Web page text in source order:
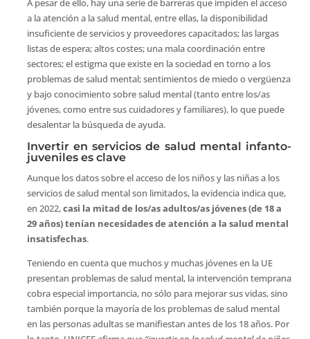
A pesar de ello, hay una serie de barreras que impiden el acceso
a la atención a la salud mental, entre ellas, la disponibilidad
insuficiente de servicios y proveedores capacitados; las largas
listas de espera; altos costes; una mala coordinación entre
sectores; el estigma que existe en la sociedad en torno a los
problemas de salud mental; sentimientos de miedo o vergüenza
y bajo conocimiento sobre salud mental (tanto entre los/as
jóvenes, como entre sus cuidadores y familiares), lo que puede
desalentar la búsqueda de ayuda.
Invertir en servicios de salud mental infanto-
juveniles es clave
Aunque los datos sobre el acceso de los niños y las niñas a los
servicios de salud mental son limitados, la evidencia indica que,
en 2022,casi la mitad de los/as adultos/as jóvenes (de 18 a
29 años) tenían necesidades de atención a la salud mental
insatisfechas.
Teniendo en cuenta que muchos y muchas jóvenes en la UE
presentan problemas de salud mental, la intervención temprana
cobra especial importancia, no sólo para mejorar sus vidas, sino
también porque la mayoría de los problemas de salud mental
en las personas adultas se manifiestan antes de los 18 años. Por